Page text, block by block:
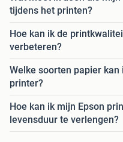
tijdens het printen?
Hoe kan ik de
verbeteren?
Welke soorten papier
printer?
Hoe kan ik mijn Epson
levensduur te verlengen?